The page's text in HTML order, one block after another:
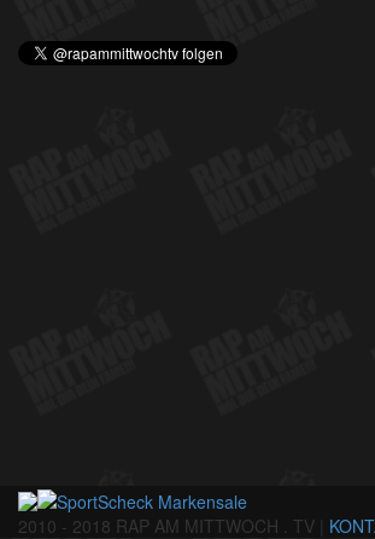
2010 - 2018 RAP AM MITTWOCH . TV |